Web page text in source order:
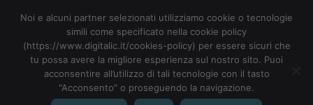
MENU
Noi e alcuni partner selezionati utilizziamo cookie o tecnologie
simili come specificato nella cookie policy
(https://www.digitalic.it/cookies-policy) per essere sicuri che
tu possa avere la migliore esperienza sul nostro sito. Puoi
acconsentire all’utilizzo di tali tecnologie con il tasto
"Acconsento" o proseguendo la navigazione.